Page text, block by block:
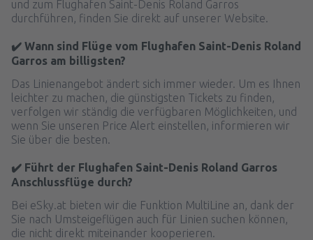
und zum Flughafen Saint-Denis Roland Garros
durchführen, finden Sie direkt auf unserer Website.
✔️ Wann sind Flüge vom Flughafen Saint-Denis Roland
Garros am billigsten?
Das Linienangebot ändert sich immer wieder. Um es Ihnen
leichter zu machen, die günstigsten Tickets zu finden,
verfolgen wir ständig die verfügbaren Möglichkeiten, und
wenn Sie unseren Price Alert einstellen, informieren wir
Sie über die besten.
✔️ Führt der Flughafen Saint-Denis Roland Garros
Anschlussflüge durch?
Bei eSky.at bieten wir die Funktion MultiLine an, dank der
Sie nach Umsteigeflügen auch für Linien suchen können,
die nicht direkt miteinander kooperieren.